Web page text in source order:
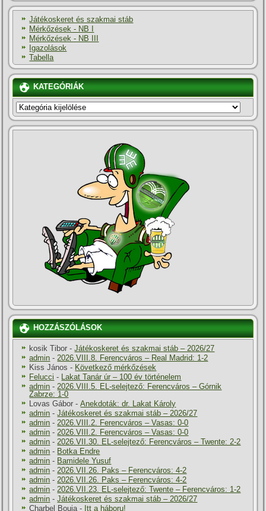
Játékoskeret és szakmai stáb
Mérkőzések - NB I
Mérkőzések - NB III
Igazolások
Tabella
KATEGÓRIÁK
KATEGÓRIÁK
HOZZÁSZÓLÁSOK
kosik Tibor -Játékoskeret és szakmai stáb – 2026/27
admin -2026.VIII.8. Ferencváros – Real Madrid: 1-2
Kiss János - Következő mérkőzések
Felucci - Lakat Tanár úr – 100 év történelem
admin -2026.VIII.5. EL-selejtező: Ferencváros – Górnik
Zabrze: 1-0
Lovas Gábor -Anekdoták: dr. Lakat Károly
admin -Játékoskeret és szakmai stáb – 2026/27
admin -2026.VIII.2. Ferencváros – Vasas: 0-0
admin -2026.VIII.2. Ferencváros – Vasas: 0-0
admin -2026.VII.30. EL-selejtező: Ferencváros – Twente: 2-2
admin - Botka Endre
admin - Bamidele Yusuf
admin -2026.VII.26. Paks – Ferencváros: 4-2
admin -2026.VII.26. Paks – Ferencváros: 4-2
admin -2026.VII.23. EL-selejtező: Twente – Ferencváros: 1-2
admin -Játékoskeret és szakmai stáb – 2026/27
Charbel Bouja- Itt a háboru!